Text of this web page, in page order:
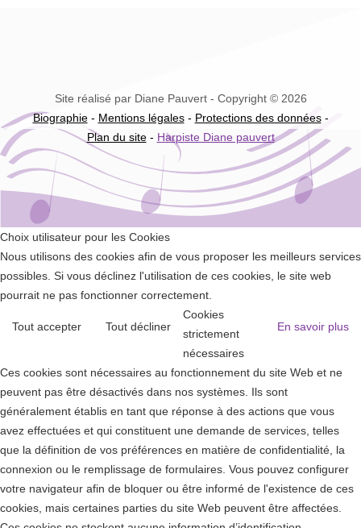
Site réalisé par Diane Pauvert - Copyright © 2026
Biographie- Mentions légales- Protections des données-
Plan du site- Harpiste Diane pauvert
Choix utilisateur pour les Cookies
Nous utilisons des cookies afin de vous proposer les meilleurs services
possibles. Si vous déclinez l'utilisation de ces cookies, le site web
pourrait ne pas fonctionner correctement.
Tout accepter Tout décliner En savoir plus
Cookies
strictement
nécessaires
Ces cookies sont nécessaires au fonctionnement du site Web et ne
peuvent pas être désactivés dans nos systèmes. Ils sont
généralement établis en tant que réponse à des actions que vous
avez effectuées et qui constituent une demande de services, telles
que la définition de vos préférences en matière de confidentialité, la
connexion ou le remplissage de formulaires. Vous pouvez configurer
votre navigateur afin de bloquer ou être informé de l'existence de ces
cookies, mais certaines parties du site Web peuvent être affectées.